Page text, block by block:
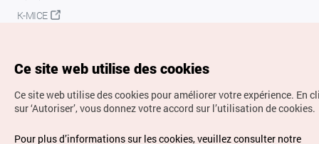
K-MICE
Droits d’auteur (c) Office National du Tourisme en Corée.
Ce site web utilise des cookies
Ce site web utilise des cookies pour améliorer votre expérience. En
sur ‘Autoriser’, vous donnez votre accord sur l’utilisation de cookies.
Pour plus d’informations sur les cookies, veuillez consulter notre